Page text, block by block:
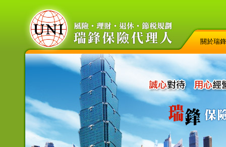
關於瑞鋒